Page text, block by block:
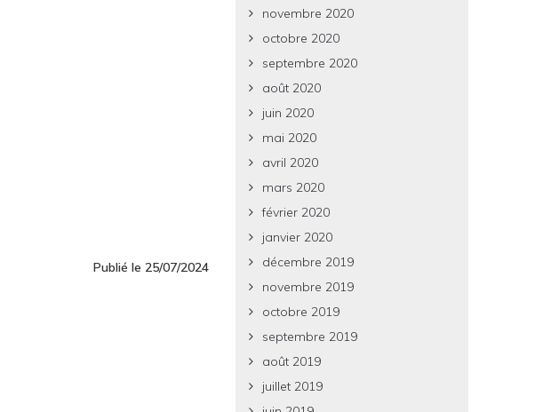
Publié le 25/07/2024
novembre 2020
octobre 2020
septembre 2020
août 2020
juin 2020
mai 2020
avril 2020
mars 2020
février 2020
janvier 2020
décembre 2019
novembre 2019
octobre 2019
septembre 2019
août 2019
juillet 2019